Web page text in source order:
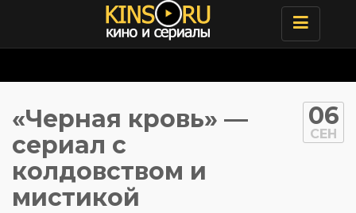
Toggle
«Черная кровь» —
сериал с
колдовством и
мистикой
06
СЕН